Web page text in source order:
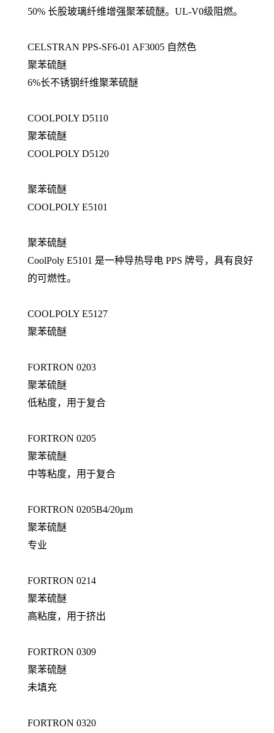
50% 长股玻璃纤维增强聚苯硫醚。UL-V0级阻燃。
CELSTRAN PPS-SF6-01 AF3005 自然色
聚苯硫醚
6%长不锈钢纤维聚苯硫醚
COOLPOLY D5110
聚苯硫醚
COOLPOLY D5120
聚苯硫醚
COOLPOLY E5101
聚苯硫醚
CoolPoly E5101 是一种导热导电 PPS 牌号，具有良好
的可燃性。
COOLPOLY E5127
聚苯硫醚
FORTRON 0203
聚苯硫醚
低粘度，用于复合
FORTRON 0205
聚苯硫醚
中等粘度，用于复合
FORTRON 0205B4/20μm
聚苯硫醚
专业
FORTRON 0214
聚苯硫醚
高粘度，用于挤出
FORTRON 0309
聚苯硫醚
未填充
FORTRON 0320